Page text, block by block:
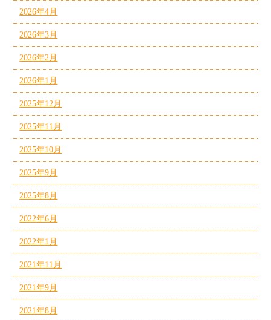
2026年4月
2026年3月
2026年2月
2026年1月
2025年12月
2025年11月
2025年10月
2025年9月
2025年8月
2022年6月
2022年1月
2021年11月
2021年9月
2021年8月